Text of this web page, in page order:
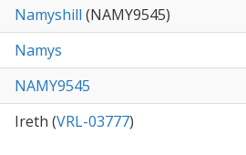
Namyshill (NAMY9545)
Namys
NAMY9545
Ireth (VRL-03777)